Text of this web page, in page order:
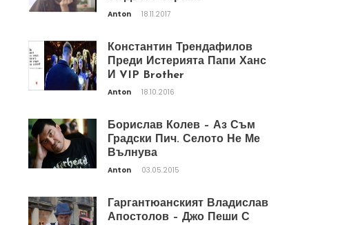
Anton 18.11.2017
Константин Трендафилов
Преди Истерията Папи Ханс
И VIP Brother
Anton 18.10.2016
Борислав Колев – Аз Съм
Градски Пич. Селото Не Ме
Вълнува
Anton 03.05.2015
Гаргантюанският Владислав
Апостолов – Джо Пеши С